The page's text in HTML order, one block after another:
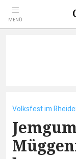
MENÜ
Volksfest im